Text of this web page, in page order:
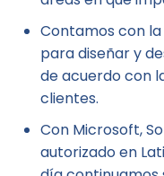
Contamos con
para diseñar y
de acuerdo con
clientes.
Con Microsoft,
autorizado en